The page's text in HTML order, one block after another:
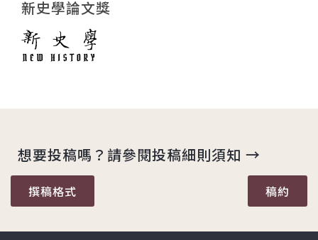
新史學論文獎
想要投稿嗎？請參閱投稿細則須知 →
撰稿格式 稿約